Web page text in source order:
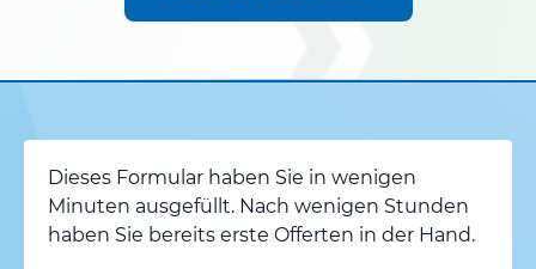
Dieses Formular haben Sie in wenigen
Minuten ausgefüllt. Nach wenigen Stunden
haben Sie bereits erste Offerten in der Hand.